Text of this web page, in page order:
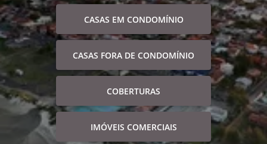
CASAS EM CONDOMÍNIO
CASAS FORA DE CONDOMÍNIO
COBERTURAS
IMÓVEIS COMERCIAIS